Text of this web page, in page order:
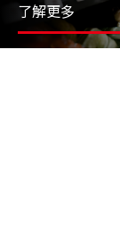
了解更多